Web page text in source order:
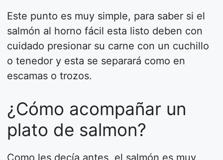
Este punto es muy simple, para saber si el
salmón al horno fácil esta listo deben con
cuidado presionar su carne con un cuchillo
o tenedor y esta se separará como en
escamas o trozos.
¿Cómo acompañar un
plato de salmon?